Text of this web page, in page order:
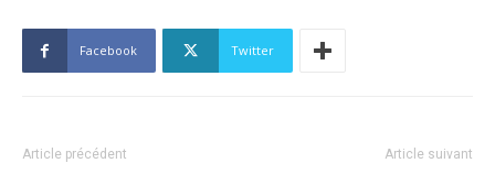
Facebook Twitter
Article précédent Article suivant